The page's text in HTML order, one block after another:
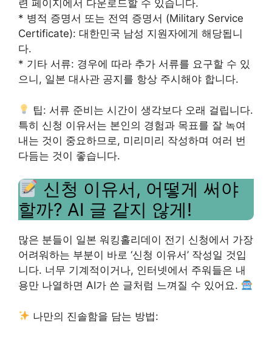
련 페이지에서 다운로드할 수 있습니다.
* 병적 증명서 또는 전역 증명서 (Military Service
Certificate): 대한민국 남성 지원자에게 해당됩니
다.
* 기타 서류: 경우에 따라 추가 서류를 요구할 수 있
으니, 일본 대사관 공지를 항상 주시해야 합니다.
팁: 서류 준비는 시간이 생각보다 오래 걸립니다.
특히 신청 이유서는 본인의 경험과 목표를 잘 녹여
내는 것이 중요하므로, 미리미리 작성하며 여러 번
다듬는 것이 좋습니다.
신청 이유서, 어떻게 써야
할까? AI 글 같지 않게!
많은 분들이 일본 워킹홀리데이 전기 신청에서 가장
어려워하는 부분이 바로 ‘신청 이유서’ 작성일 것입
니다. 너무 기계적이거나, 인터넷에서 주워들은 내
용만 나열하면 AI가 쓴 글처럼 느껴질 수 있어요.
나만의 진솔함을 담는 방법: